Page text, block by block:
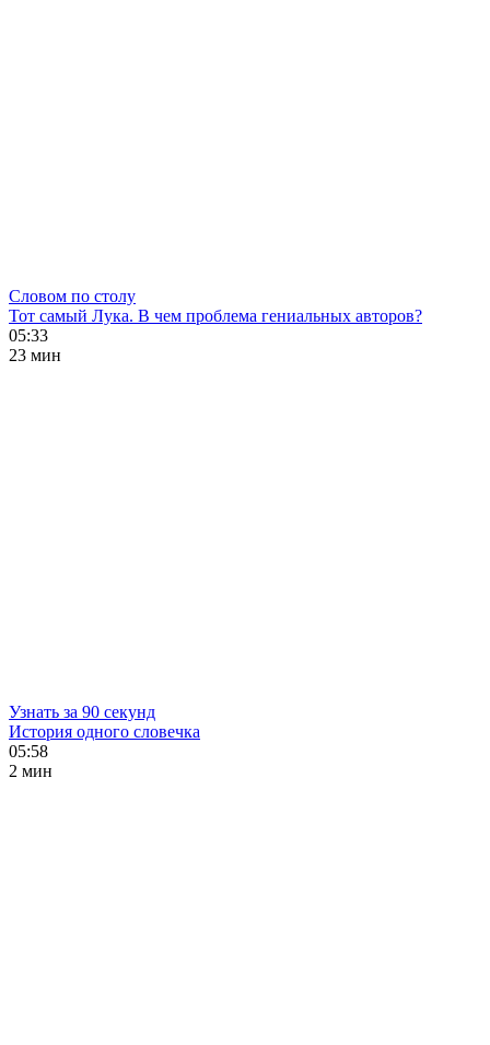
Словом по столу
Тот самый Лука. В чем проблема гениальных авторов?
05:33
23 мин
Узнать за 90 секунд
История одного словечка
05:58
2 мин